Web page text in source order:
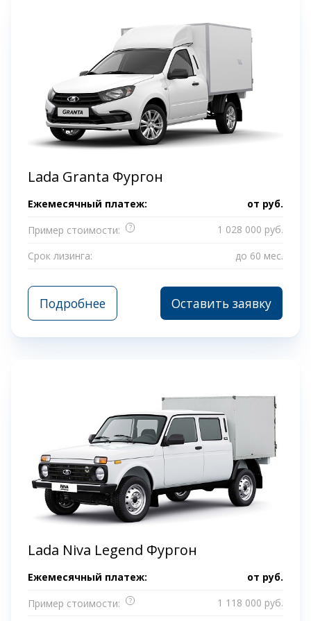
Lada Granta Фургон
Ежемесячный платеж: от руб.
Пример стоимости:
?
1 028 000 руб.
Срок лизинга:
до 60 мес.
Подробнее Оставить заявку
Lada Niva Legend Фургон
Ежемесячный платеж: от руб.
Пример стоимости:
? 1 118 000 руб.